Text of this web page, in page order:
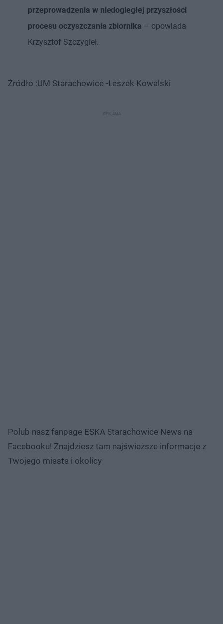
przeprowadzenia w niedogległej przyszłości
procesu oczyszczania zbiornika – opowiada
Krzysztof Szczygieł.
Źródło :UM Starachowice -Leszek Kowalski
Polub nasz fanpage ESKA Starachowice News na
Facebooku! Znajdziesz tam najświeższe informacje z
Twojego miasta i okolicy